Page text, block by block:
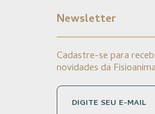
Newsletter
Cadastre-se para
novidades da
DIGITE SEU E-MAIL